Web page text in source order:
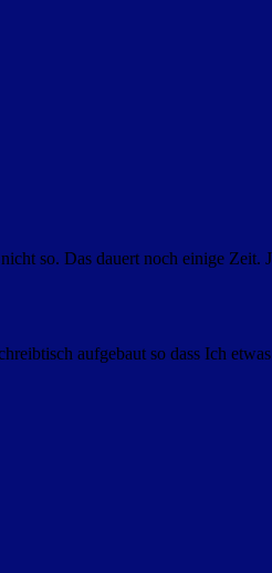
so. Das dauert noch einige
aufgebaut so dass Ich